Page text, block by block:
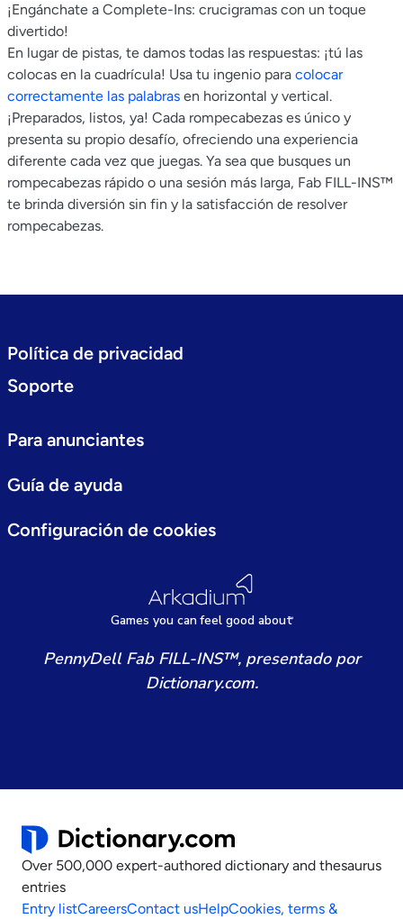
¡Engánchate a Complete-Ins: crucigramas con un toque
divertido!
En lugar de pistas, te damos todas las respuestas: ¡tú las
colocas en la cuadrícula! Usa tu ingenio para colocar
correctamente las palabras en horizontal y vertical.
¡Preparados, listos, ya! Cada rompecabezas es único y
presenta su propio desafío, ofreciendo una experiencia
diferente cada vez que juegas. Ya sea que busques un
rompecabezas rápido o una sesión más larga, Fab FILL-INS™
te brinda diversión sin fin y la satisfacción de resolver
rompecabezas.
Games you canfeel good about
Política de privacidad
Soporte
Para anunciantes
Guía de ayuda
Configuración de cookies
PennyDell Fab FILL-INS™, presentado por
Dictionary.com.
Over 500,000 expert-authored dictionary and thesaurus
entries
Entry listCareersContact usHelpCookies, terms &